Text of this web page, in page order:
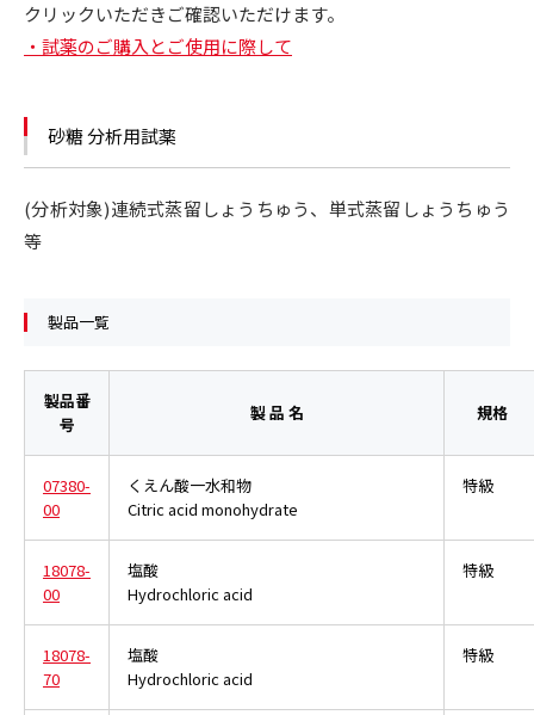
クリックいただきご確認いただけます。
・試薬のご購入とご使用に際して
砂糖 分析用試薬
(分析対象)連続式蒸留しょうちゅう、単式蒸留しょうちゅう
等
製品一覧
製品番
号
製 品 名 規格
07380-
00
くえん酸一水和物
Citric acid monohydrate
特級
18078-
00
塩酸
Hydrochloric acid
特級
18078-
70
塩酸
Hydrochloric acid
特級